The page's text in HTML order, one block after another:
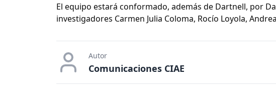
El equipo estará conformado, además de Dartnell, por
investigadores Carmen Julia Coloma, Rocío Loyola,
Autor
Comunicaciones CIAE